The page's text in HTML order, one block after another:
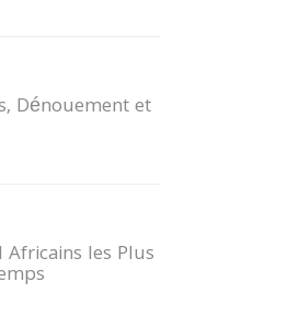
Dénouement et
les Plus